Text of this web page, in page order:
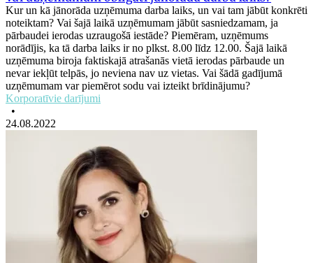
Kur un kā jānorāda uzņēmuma darba laiks, un vai tam jābūt konkrēti
noteiktam? Vai šajā laikā uzņēmumam jābūt sasniedzamam, ja
pārbaudei ierodas uzraugošā iestāde? Piemēram, uzņēmums
norādījis, ka tā darba laiks ir no plkst. 8.00 līdz 12.00. Šajā laikā
uzņēmuma biroja faktiskajā atrašanās vietā ierodas pārbaude un
nevar iekļūt telpās, jo neviena nav uz vietas. Vai šādā gadījumā
uzņēmumam var piemērot sodu vai izteikt brīdinājumu?
Korporatīvie darījumi
•
24.08.2022